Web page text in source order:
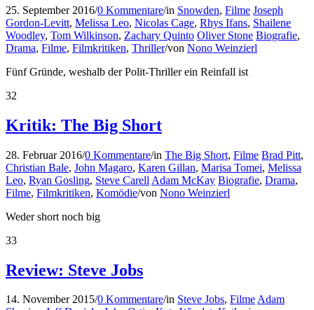
25. September 2016/0 Kommentare/in Snowden, Filme Joseph
Gordon-Levitt, Melissa Leo, Nicolas Cage, Rhys Ifans, Shailene
Woodley, Tom Wilkinson, Zachary Quinto Oliver Stone Biografie,
Drama, Filme, Filmkritiken, Thriller/von Nono Weinzierl
Fünf Gründe, weshalb der Polit-Thriller ein Reinfall ist
32
Kritik: The Big Short
28. Februar 2016/0 Kommentare/in The Big Short, Filme Brad Pitt,
Christian Bale, John Magaro, Karen Gillan, Marisa Tomei, Melissa
Leo, Ryan Gosling, Steve Carell Adam McKay Biografie, Drama,
Filme, Filmkritiken, Komödie/von Nono Weinzierl
Weder short noch big
33
Review: Steve Jobs
14. November 2015/0 Kommentare/in Steve Jobs, FilmeAdam